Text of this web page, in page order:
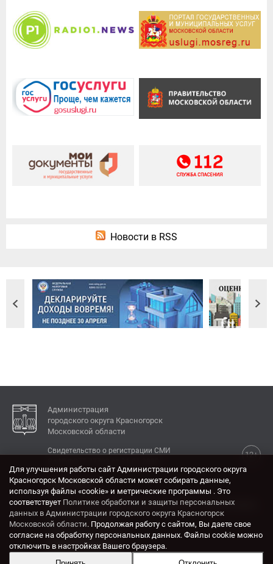
Новости в RSS
Администрация
городского округа Красногорск
Московской области
12+
Свидетельство о регистрации СМИ
КОНТАКТЫ
Адрес: 143404, Московская область, г. Красногорск,
ул. Ленина, дом 4.
Электронная почта:
krasrn@mosreg.ru
Для улучшения работы сайт Администрации городского округа
Красногорск Московской области может собирать данные,
используя файлы «cookie» и метрические программы . Это
соответствует Политике обработки и защиты персональных
данных в Администрации городского округа Красногорск
Московской области. Продолжая работу с сайтом, Вы даете свое
согласие на обработку персональных данных. Файлы cookie можно
отключить в настройках Вашего браузера.